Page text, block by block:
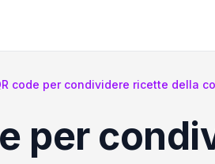
code per condividere ricette della
per